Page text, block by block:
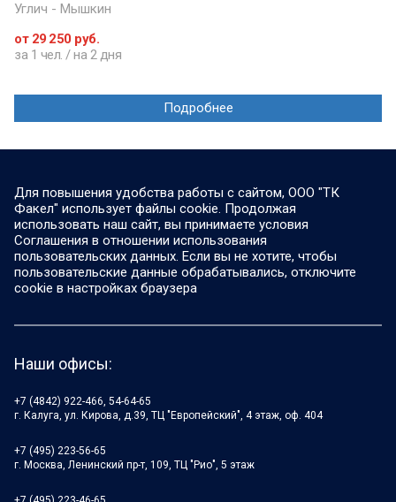
Углич - Мышкин
от 29 250 руб.
за 1 чел. / на 2 дня
Подробнее
Для повышения удобства работы с сайтом, ООО "ТК
Факел" использует файлы cookie. Продолжая
использовать наш сайт, вы принимаете условия
Соглашения в отношении использования
пользовательских данных. Если вы не хотите, чтобы
пользовательские данные обрабатывались, отключите
cookie в настройках браузера
Наши офисы:
+7 (4842) 922-466, 54-64-65
г. Калуга, ул. Кирова, д.39, ТЦ "Европейский", 4 этаж, оф. 404
+7 (495) 223-56-65
г. Москва, Ленинский пр-т, 109, ТЦ "Рио", 5 этаж